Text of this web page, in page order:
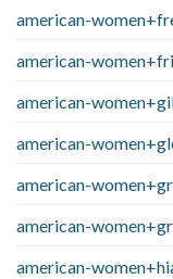
american-
american-
american-
american-
american-
american-
american-